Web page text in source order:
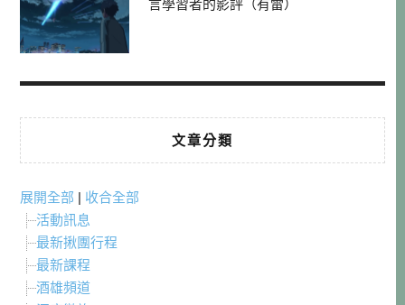
言學習者的影評（有雷）
文章分類
展開全部 | 收合全部
活動訊息
最新揪團行程
最新課程
酒雄頻道